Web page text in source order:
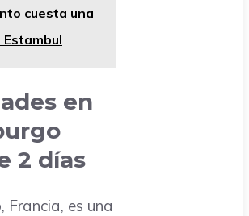
cuesta una
Estambul
en
2 días
Francia, es una